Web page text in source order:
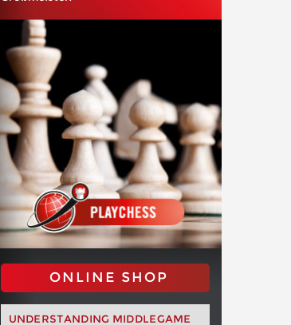
ONLINE SHOP
UNDERSTANDING MIDDLEGAME